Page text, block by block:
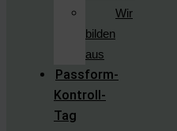
Wir
bilden
aus
Passform-
Kontroll-
Tag